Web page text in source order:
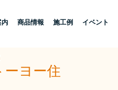
内 商品情報 施工例 イベント
ーヨー住